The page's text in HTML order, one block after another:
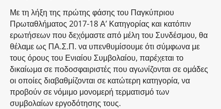
Με τη λήξη της πρώτης φάσης του Παγκύπριου
Πρωταθλήματος 2017-18 Α’ Κατηγορίας και κατόπιν
ερωτήσεων που δεχόμαστε από μέλη του Συνδέσμου, θα
θέλαμε ως ΠΑ.Σ.Π. να υπενθυμίσουμε ότι σύμφωνα με
τους όρους του Ενιαίου Συμβολαίου, παρέχεται το
δικαίωμα σε ποδοσφαιριστές που αγωνίζονται σε ομάδες
οι οποίες διαβαθμίζονται σε κατώτερη κατηγορία, να
προβούν σε νόμιμο μονομερή τερματισμό των
συμβολαίων εργοδότησης τους.